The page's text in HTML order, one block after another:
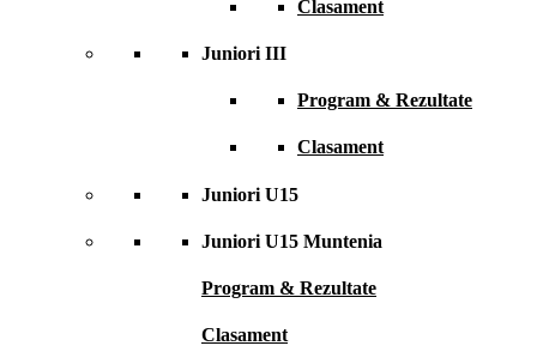
Clasament
Juniori III
Program & Rezultate
Clasament
Juniori U15
Juniori U15 Muntenia
Program & Rezultate
Clasament